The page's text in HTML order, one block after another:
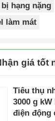
hạng nặng
làm mát
giá tốt
Tiêu thụ
3000 g
điện động